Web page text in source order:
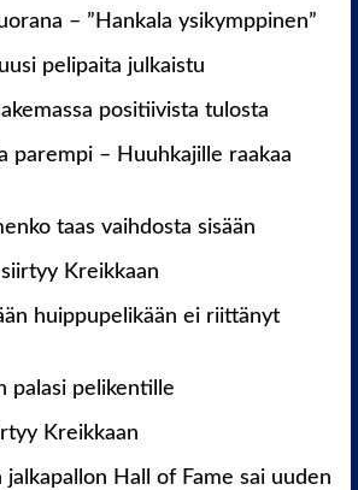
– ”Hankala ysikymppinen”
pelipaita julkaistu
positiivista tulosta
parempi – Huuhkajille raakaa
taas vaihdosta sisään
Kreikkaan
huippupelikään ei riittänyt
palasi pelikentille
Kreikkaan
jalkapallon Hall of Fame sai uuden